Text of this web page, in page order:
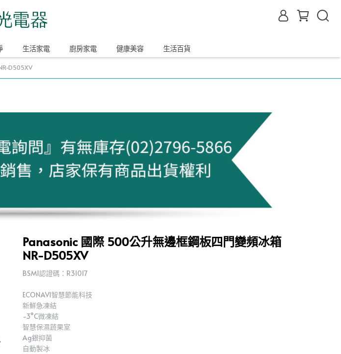
生活家電 廚房家電 健康美容 生活百貨
D505XV
Panasonic 國際 500公升無邊框鋼板四門變頻冰箱
NR-D505XV
BSMI認證碼：R31017
ECONAVI智慧節能科技
新鮮急凍結
-3°C微凍結
智慧保濕蔬果室
Ag銀抑菌
自動製冰